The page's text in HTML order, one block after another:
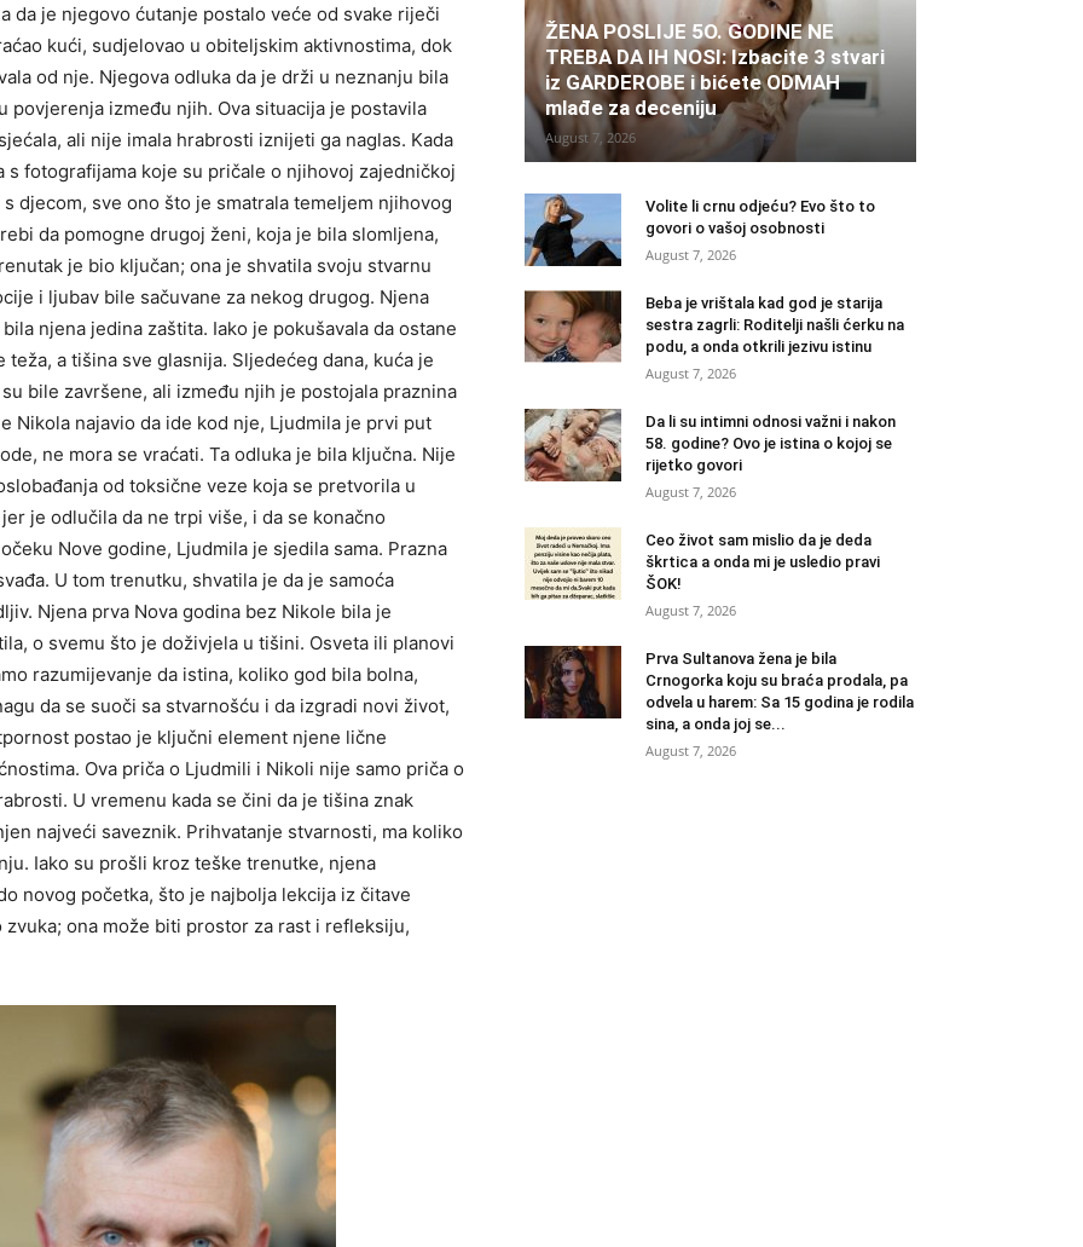
da je njegovo ćutanje postalo veće od svake riječi
kući, sudjelovao u obiteljskim aktivnostima, dok
od nje. Njegova odluka da je drži u neznanju bila
povjerenja između njih. Ova situacija je postavila
ali nije imala hrabrosti iznijeti ga naglas. Kada
s fotografijama koje su pričale o njihovoj zajedničkoj
djecom, sve ono što je smatrala temeljem njihovog
da pomogne drugoj ženi, koja je bila slomljena,
je bio ključan; ona je shvatila svoju stvarnu
i ljubav bile sačuvane za nekog drugog. Njena
njena jedina zaštita. Iako je pokušavala da ostane
a tišina sve glasnija. Sljedećeg dana, kuća je
bile završene, ali između njih je postojala praznina
Nikola najavio da ide kod nje, Ljudmila je prvi put
ne mora se vraćati. Ta odluka je bila ključna. Nije
od toksične veze koja se pretvorila u
je odlučila da ne trpi više, i da se konačno
Nove godine, Ljudmila je sjedila sama. Prazna
U tom trenutku, shvatila je da je samoća
Njena prva Nova godina bez Nikole bila je
o svemu što je doživjela u tišini. Osveta ili planovi
razumijevanje da istina, koliko god bila bolna,
da se suoči sa stvarnošću i da izgradi novi život,
postao je ključni element njene lične
Ova priča o Ljudmili i Nikoli nije samo priča o
U vremenu kada se čini da je tišina znak
najveći saveznik. Prihvatanje stvarnosti, ma koliko
Iako su prošli kroz teške trenutke, njena
novog početka, što je najbolja lekcija iz čitave
ona može biti prostor za rast i refleksiju,
ŽENA POSLIJE 5O. GODINE NE
TREBA DA IH NOSI: Izbacite 3 stvari
iz GARDEROBE i bićete ODMAH
mlađe za deceniju
August 7, 2026
Volite li crnu odjeću? Evo što to
govori o vašoj osobnosti
August 7, 2026
Beba je vrištala kad god je starija
sestra zagrli: Roditelji našli ćerku na
podu, a onda otkrili jezivu istinu
August 7, 2026
Da li su intimni odnosi važni i nakon
58. godine? Ovo je istina o kojoj se
rijetko govori
August 7, 2026
Ceo život sam mislio da je deda
škrtica a onda mi je usledio pravi
ŠOK!
August 7, 2026
Prva Sultanova žena je bila
Crnogorka koju su braća prodala, pa
odvela u harem: Sa 15 godina je rodila
sina, a onda joj se...
August 7, 2026